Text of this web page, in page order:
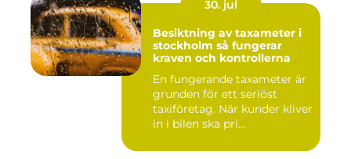
30. jul
Besiktning av taxameter i
stockholm så fungerar
kraven och kontrollerna
En fungerande taxameter är
grunden för ett seriöst
taxiföretag. När kunder kliver
in i bilen ska pri...